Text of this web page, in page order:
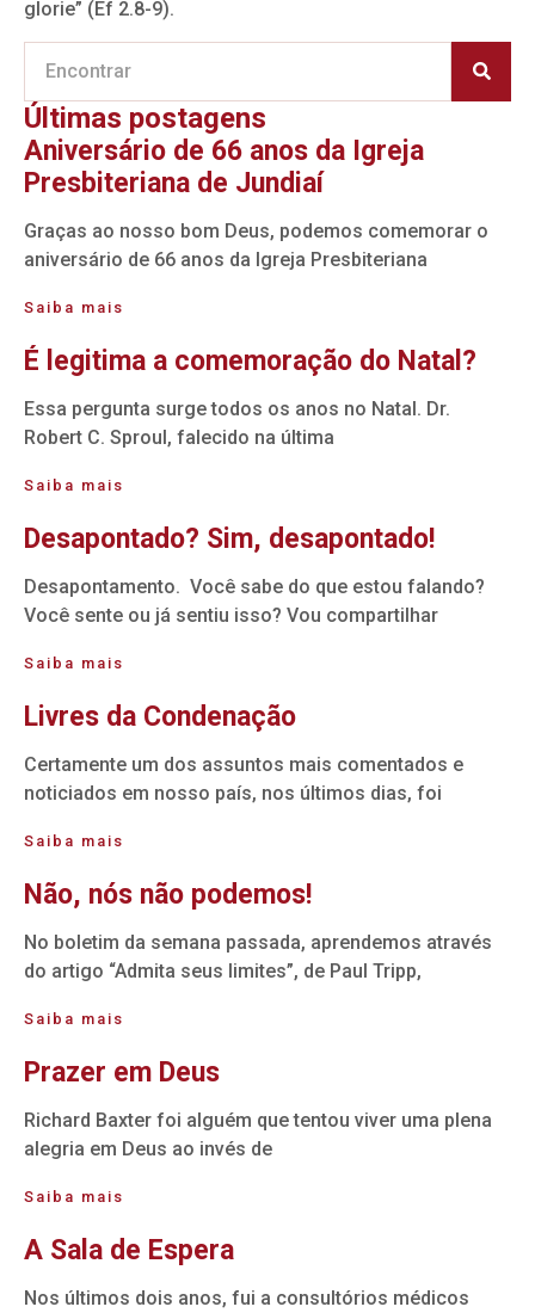
glorie” (Ef 2.8-9).
Últimas postagens
Aniversário de 66 anos da Igreja
Presbiteriana de Jundiaí
Graças ao nosso bom Deus, podemos comemorar o
aniversário de 66 anos da Igreja Presbiteriana
Saiba mais
É legitima a comemoração do Natal?
Essa pergunta surge todos os anos no Natal. Dr.
Robert C. Sproul, falecido na última
Saiba mais
Desapontado? Sim, desapontado!
Desapontamento. Você sabe do que estou falando?
Você sente ou já sentiu isso? Vou compartilhar
Saiba mais
Livres da Condenação
Certamente um dos assuntos mais comentados e
noticiados em nosso país, nos últimos dias, foi
Saiba mais
Não, nós não podemos!
No boletim da semana passada, aprendemos através
do artigo “Admita seus limites”, de Paul Tripp,
Saiba mais
Prazer em Deus
Richard Baxter foi alguém que tentou viver uma plena
alegria em Deus ao invés de
Saiba mais
A Sala de Espera
Nos últimos dois anos, fui a consultórios médicos